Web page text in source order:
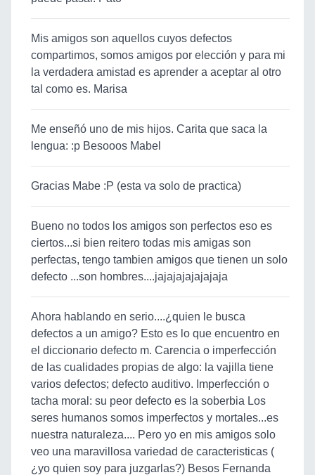
Mis amigos son aquellos cuyos defectos
compartimos, somos amigos por elección y para mi
la verdadera amistad es aprender a aceptar al otro
tal como es. Marisa
Me enseñó uno de mis hijos. Carita que saca la
lengua: :p Besooos Mabel
Gracias Mabe :P (esta va solo de practica)
Bueno no todos los amigos son perfectos eso es
ciertos...si bien reitero todas mis amigas son
perfectas, tengo tambien amigos que tienen un solo
defecto ...son hombres....jajajajajajajaja
Ahora hablando en serio....¿quien le busca
defectos a un amigo? Esto es lo que encuentro en
el diccionario defecto m. Carencia o imperfección
de las cualidades propias de algo: la vajilla tiene
varios defectos; defecto auditivo. Imperfección o
tacha moral: su peor defecto es la soberbia Los
seres humanos somos imperfectos y mortales...es
nuestra naturaleza.... Pero yo en mis amigos solo
veo una maravillosa variedad de caracteristicas (
¿yo quien soy para juzgarlas?) Besos Fernanda